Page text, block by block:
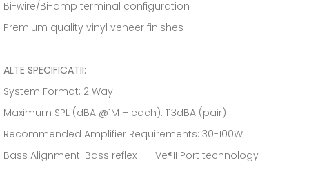
Bi-wire/Bi-amp terminal configuration
Premium quality vinyl veneer finishes
ALTE SPECIFICATII:
System Format: 2 Way
Maximum SPL (dBA @1M – each): 113dBA (pair)
Recommended Amplifier Requirements: 30-100W
Bass Alignment: Bass reflex - HiVe®II Port technology